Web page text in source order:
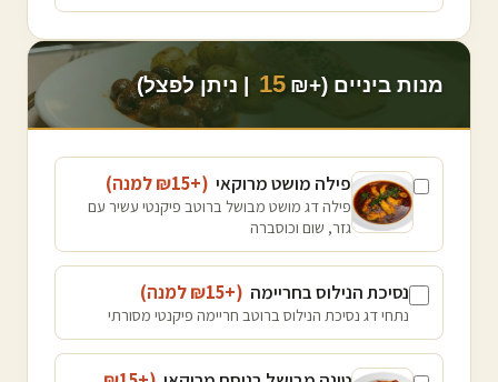
מנות ביניים (+₪ 15 | ניתן לפצל)
פילה מושט מרוקאי (+₪
15 למנה)
פילה דג מושט מבושל ברוטב פיקנטי עשיר עם
גזר, שום וכוסברה
נסיכת הנילוס בחריימה (+₪
15 למנה)
נתחי דג נסיכת הנילוס ברוטב חריימה פיקנטי מסורתי